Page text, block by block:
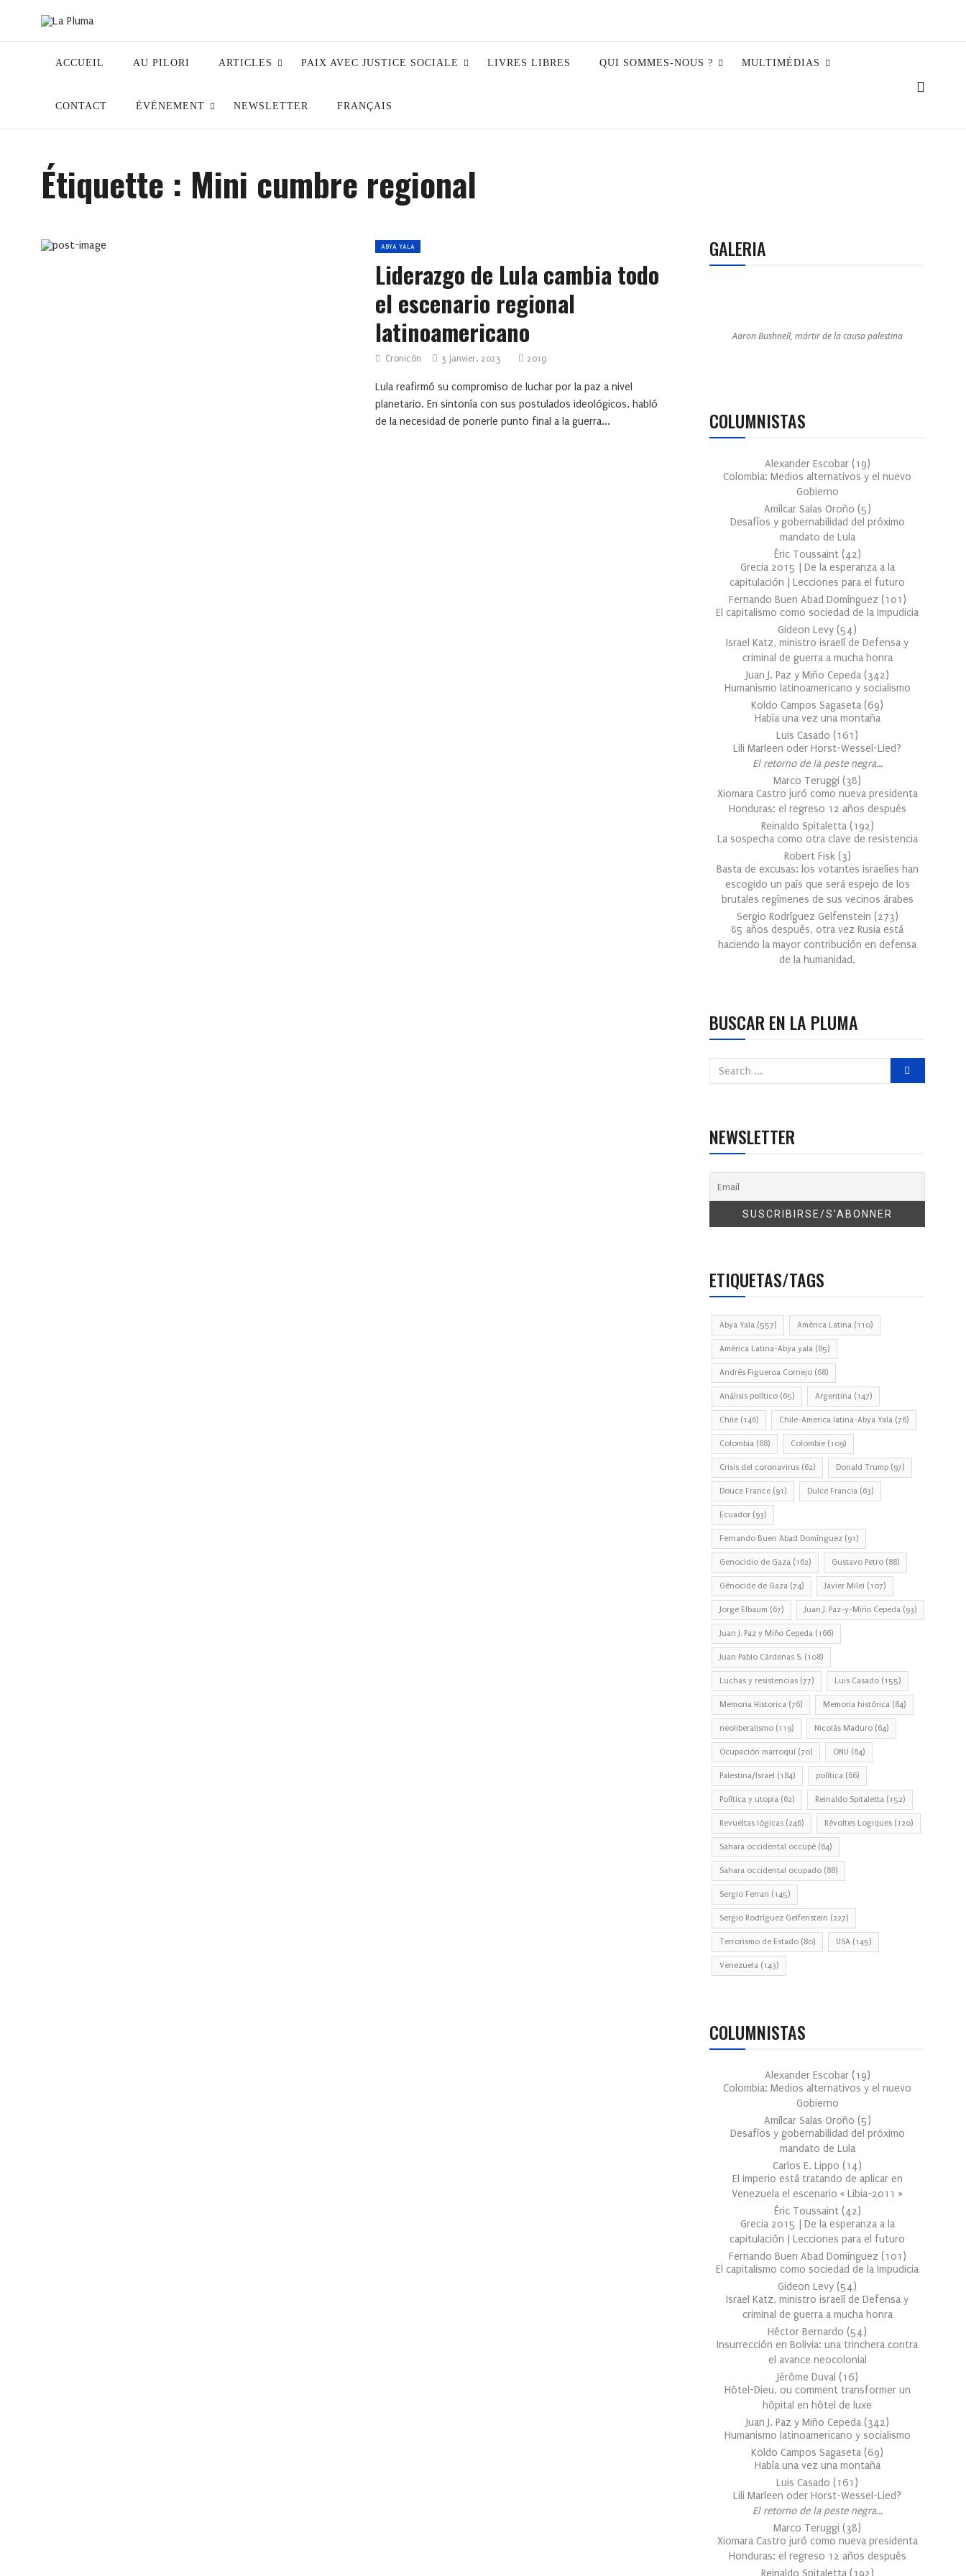
ACCUEIL AU PILORI ARTICLES PAIX AVEC JUSTICE SOCIALE LIVRES LIBRES QUI SOMMES-NOUS ? MULTIMÉDIAS
CONTACT ÉVÉNEMENT NEWSLETTER FRANÇAIS
Étiquette : Mini cumbre regional
ABYA YALA
Liderazgo de Lula cambia todo
el escenario regional
latinoamericano
Cronicón 3 janvier, 2023 2019
Lula reafirmó su compromiso de luchar por la paz a nivel
planetario. En sintonía con sus postulados ideológicos, habló
de la necesidad de ponerle punto final a la guerra...
GALERIA
Aaron Bushnell, mártir de la causa palestina
COLUMNISTAS
Alexander Escobar (19)
Colombia: Medios alternativos y el nuevo
Gobierno
Amílcar Salas Oroño (5)
Desafíos y gobernabilidad del próximo
mandato de Lula
Éric Toussaint (42)
Grecia 2015 | De la esperanza a la
capitulación | Lecciones para el futuro
Fernando Buen Abad Domínguez (101 )
El capitalismo como sociedad de la Impudicia
Gideon Levy (54)
Israel Katz, ministro israelí de Defensa y
criminal de guerra a mucha honra
Juan J. Paz y Miño Cepeda (342)
Humanismo latinoamericano y socialismo
Koldo Campos Sagaseta (69)
Había una vez una montaña
Luis Casado (161 )
Lili Marleen oder Horst-Wessel-Lied?
El retorno de la peste negra…
Marco Teruggi (38)
Xiomara Castro juró como nueva presidenta
Honduras: el regreso 12 años después
Reinaldo Spitaletta (192)
La sospecha como otra clave de resistencia
Robert Fisk (3)
Basta de excusas: los votantes israelíes han
escogido un país que será espejo de los
brutales regímenes de sus vecinos árabes
Sergio Rodríguez Gelfenstein (273)
85 años después, otra vez Rusia está
haciendo la mayor contribución en defensa
de la humanidad.
BUSCAR EN LA PLUMA
NEWSLETTER
ETIQUETAS/TAGS
Abya Yala (557) América Latina (110)
América Latina-Abya yala (85)
Andrés Figueroa Cornejo (68)
Análisis político (65) Argentina (147)
Chile (146) Chile-America latina-Abya Yala (76)
Colombia (88) Colombie (109)
Crisis del coronavirus (62) Donald Trump (97)
Douce France (91) Dulce Francia (63)
Ecuador (93)
Fernando Buen Abad Domínguez (91)
Genocidio de Gaza (162) Gustavo Petro (88)
Génocide de Gaza (74) Javier Milei (107)
Jorge Elbaum (67) Juan J. Paz-y-Miño Cepeda (93)
Juan J. Paz y Miño Cepeda (166)
Juan Pablo Cárdenas S. (108)
Luchas y resistencias (77) Luis Casado (155)
Memoria Historica (76) Memoria histórica (84)
neoliberalismo (119) Nicolás Maduro (64)
Ocupación marroquí (70) ONU (64)
Palestina/Israel (184) política (66)
Política y utopia (62) Reinaldo Spitaletta (152)
Revueltas lógicas (246) Révoltes Logiques (120)
Sahara occidental occupé (64)
Sahara occidental ocupado (88)
Sergio Ferrari (145)
Sergio Rodríguez Gelfenstein (227)
Terrorismo de Estado (80) USA (145)
Venezuela (143)
COLUMNISTAS
Alexander Escobar (19)
Colombia: Medios alternativos y el nuevo
Gobierno
Amílcar Salas Oroño (5)
Desafíos y gobernabilidad del próximo
mandato de Lula
Carlos E. Lippo (14)
El imperio está tratando de aplicar en
Venezuela el escenario « Libia-2011 »
Éric Toussaint (42)
Grecia 2015 | De la esperanza a la
capitulación | Lecciones para el futuro
Fernando Buen Abad Domínguez (101 )
El capitalismo como sociedad de la Impudicia
Gideon Levy (54)
Israel Katz, ministro israelí de Defensa y
criminal de guerra a mucha honra
Héctor Bernardo (54)
Insurrección en Bolivia: una trinchera contra
el avance neocolonial
Jérôme Duval (16)
Hôtel-Dieu, ou comment transformer un
hôpital en hôtel de luxe
Juan J. Paz y Miño Cepeda (342)
Humanismo latinoamericano y socialismo
Koldo Campos Sagaseta (69)
Había una vez una montaña
Luis Casado (161 )
Lili Marleen oder Horst-Wessel-Lied?
El retorno de la peste negra…
Marco Teruggi (38)
Xiomara Castro juró como nueva presidenta
Honduras: el regreso 12 años después